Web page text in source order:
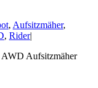
, Aufsitzmäher,
, Rider|